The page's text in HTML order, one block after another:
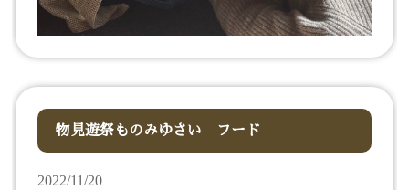
物見遊祭ものみゆさい フード
2022/11/20